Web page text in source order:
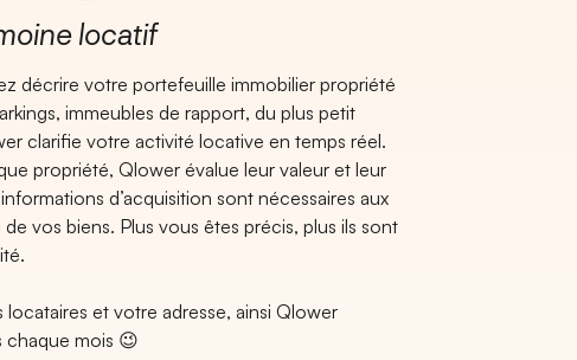
locatif
décrire votre portefeuille immobilier propriété
immeubles de rapport, du plus petit
clarifie votre activité locative en temps réel.
propriété, Qlower évalue leur valeur et leur
d’acquisition sont nécessaires aux
vos biens. Plus vous êtes précis, plus ils sont
locataires et votre adresse, ainsi Qlower
chaque mois 😉